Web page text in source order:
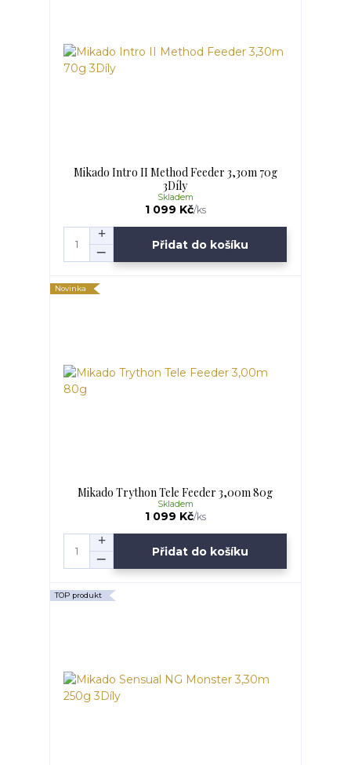
Mikado Intro II Method Feeder 3,30m 70g
3Díly
1 099 Kč/ks
Skladem
Přidat do košíku
Novinka
Mikado Trython Tele Feeder 3,00m 80g
1 099 Kč/ks
Skladem
Přidat do košíku
TOP produkt